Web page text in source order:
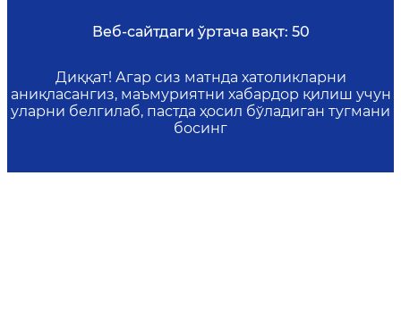
Веб-сайтдаги ўртача вақт: 50
Диққат! Агар сиз матнда хатоликларни
аниқласангиз, маъмуриятни хабардор қилиш учун
уларни белгилаб, пастда ҳосил бўладиган тугмани
босинг